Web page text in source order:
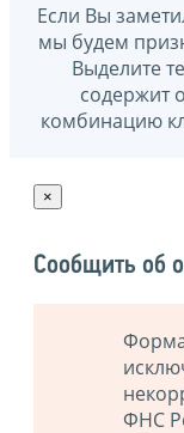
Если Вы
мы будем
Выделите
содержит
комбинацию
×
Сообщить об
ФНС